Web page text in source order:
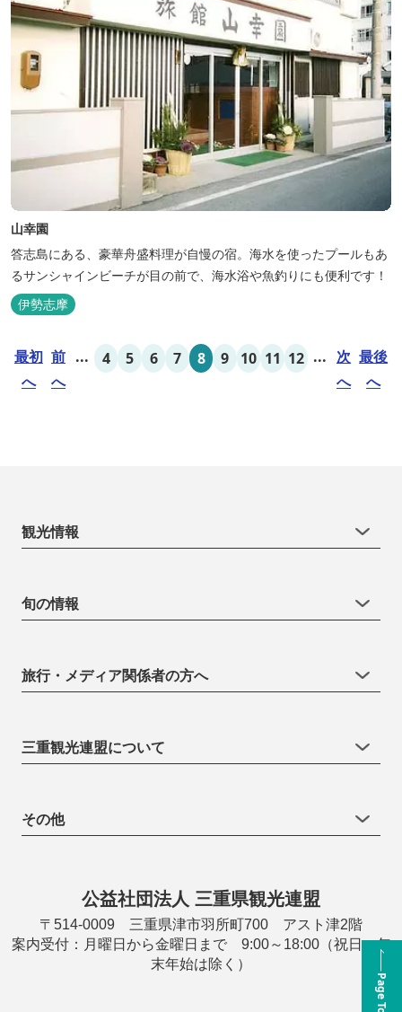
山幸園
答志島にある、豪華舟盛料理が自慢の宿。海水を使ったプールもあ
るサンシャインビーチが目の前で、海水浴や魚釣りにも便利です！
伊勢志摩
最初
へ
前
へ
... 4 5 6 7 8 9 10 11 12 ... 次
へ
最後
へ
Page Top
観光情報
旬の情報
旅行・メディア関係者の方へ
三重観光連盟について
その他
公益社団法人 三重県観光連盟
〒514-0009 三重県津市羽所町700 アスト津2階
案内受付：月曜日から金曜日まで 9:00～18:00（祝日・年
末年始は除く）